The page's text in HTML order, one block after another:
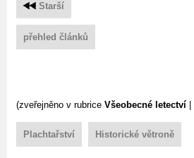
Starší
přehled článků
(zveřejněno v rubrice Všeobecné letectví
Plachtařství Historické větroně